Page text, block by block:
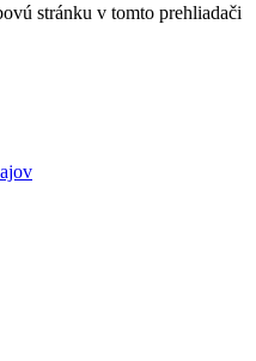
stránku v tomto prehliadači